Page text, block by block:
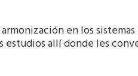
en los
allí donde les